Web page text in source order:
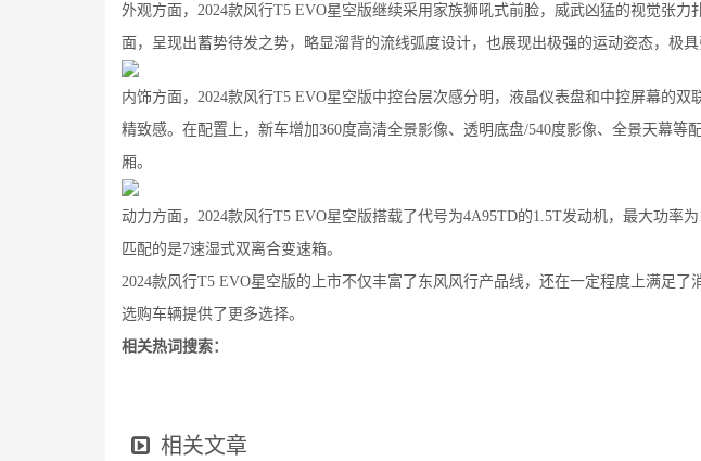
外观方面，2024款风行T5 EVO星空版继续采用家族狮吼式前脸，威武凶猛的视觉张力
面，呈现出蓄势待发之势，略显溜背的流线弧度设计，也展现出极强的运动姿态，极具
内饰方面，2024款风行T5 EVO星空版中控台层次感分明，液晶仪表盘和中控屏幕的双
精致感。在配置上，新车增加360度高清全景影像、透明底盘/540度影像、全景天幕等
厢。
动力方面，2024款风行T5 EVO星空版搭载了代号为4A95TD的1.5T发动机，最大功率
匹配的是7速湿式双离合变速箱。
2024款风行T5 EVO星空版的上市不仅丰富了东风风行产品线，还在一定程度上满足
选购车辆提供了更多选择。
相关热词搜索：
相关文章